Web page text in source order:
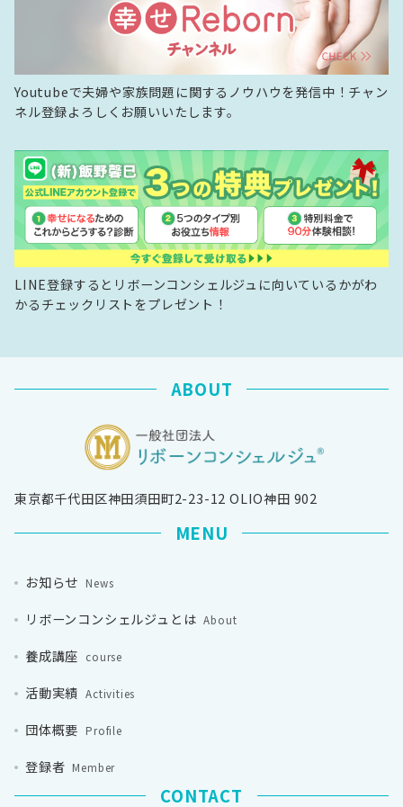
Youtubeで夫婦や家族問題に関するノウハウを発信中！チャン
ネル登録よろしくお願いいたします。
LINE登録するとリボーンコンシェルジュに向いているかがわ
かるチェックリストをプレゼント！
ABOUT
東京都千代田区神田須田町2-23-12 OLIO神田 902
MENU
お知らせ News
リボーンコンシェルジュとは About
養成講座 course
活動実績 Activities
団体概要 Profile
登録者 Member
CONTACT